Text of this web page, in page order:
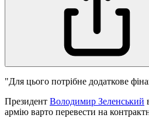
"Для цього потрібне додаткове
Президент Володимир Зеленський
армію варто перевести на